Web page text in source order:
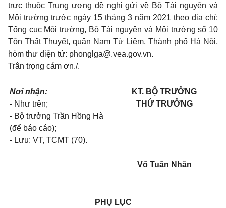
trực thuộc Trung ương đề nghị gửi về Bộ Tài nguyên và
Môi trường trước ngày 15 tháng 3 năm 2021 theo địa chỉ:
Tổng cục Môi trường, Bộ Tài nguyên và Môi trường số 10
Tôn Thất Thuyết, quận Nam Từ Liêm, Thành phố Hà Nội,
hòm thư điện tử: phonglga@.vea.gov.vn.
Trân trọng cám ơn./.
Nơi nhận:
- Như trên;
- Bộ trưởng Trần Hồng Hà
(để báo cáo);
- Lưu: VT, TCMT (70).
KT. BỘ TRƯỞNG
THỨ TRƯỞNG
Võ Tuấn Nhân
PHỤ LỤC